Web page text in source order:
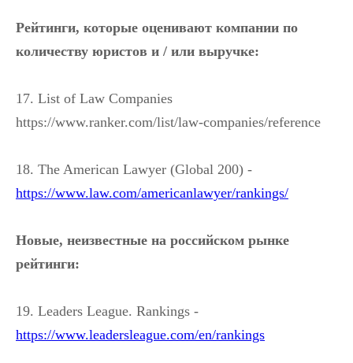
Рейтинги, которые оценивают компании по
количеству юристов и / или выручке:
17. List of Law Companies
https://www.ranker.com/list/law-companies/reference
18. The American Lawyer (Global 200) -
https://www.law.com/americanlawyer/rankings/
Новые, неизвестные на российском рынке
рейтинги:
19. Leaders League. Rankings -
https://www.leadersleague.com/en/rankings